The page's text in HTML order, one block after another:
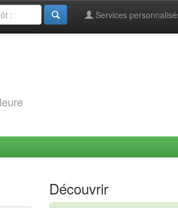
Services
Découvrir